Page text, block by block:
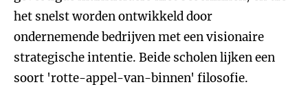
het snelst worden ontwikkeld door
ondernemende bedrijven met een visionaire
strategische intentie. Beide scholen lijken een
soort 'rotte-appel-van-binnen' filosofie.